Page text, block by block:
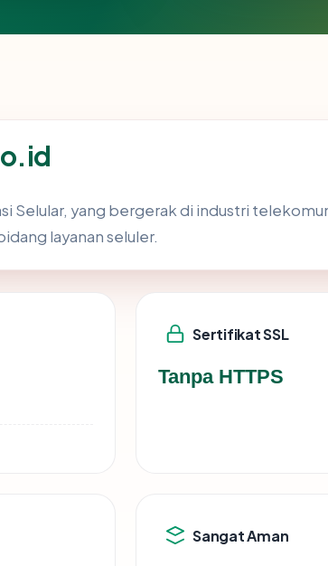
yang bergerak di industri
layanan seluler.
Sertifikat SSL
Tanpa HTTPS
Sangat Aman